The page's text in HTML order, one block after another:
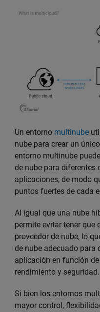
Un entorno multinube
nube para crear un
entorno multinube
de nube para diferentes
aplicaciones, de modo
puntos fuertes de cada
Al igual que una nube
permite evitar tener que
proveedor de nube, lo
de nube adecuado para
aplicación en función
rendimiento y seguridad.
Si bien los entornos
mayor control,